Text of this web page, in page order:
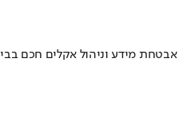
מידע וניהול אקלים חכם